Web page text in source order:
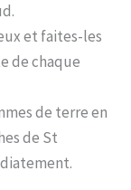
et faites-les
de chaque
de terre en
de St